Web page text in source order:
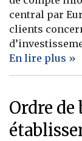
central par
clients
En lire plus »
Ordre de